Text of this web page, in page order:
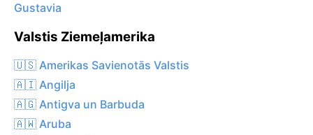
Gustavia
Valstis Ziemeļamerika
🇺🇸 Amerikas Savienotās Valstis
🇦🇮 Angilja
🇦🇬 Antigva un Barbuda
🇦🇼 Aruba